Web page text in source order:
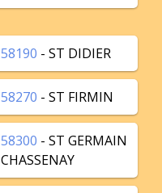
58190 - ST DIDIER
58270 - ST FIRMIN
58300 - ST GERMAIN
CHASSENAY